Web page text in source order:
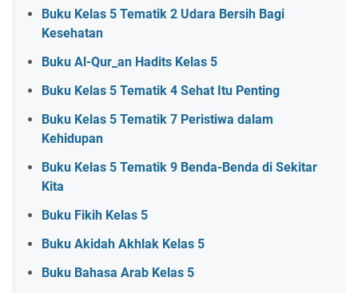
Buku Kelas 5 Tematik 2 Udara Bersih Bagi
Kesehatan
Buku Al-Qur_an Hadits Kelas 5
Buku Kelas 5 Tematik 4 Sehat Itu Penting
Buku Kelas 5 Tematik 7 Peristiwa dalam
Kehidupan
Buku Kelas 5 Tematik 9 Benda-Benda di Sekitar
Kita
Buku Fikih Kelas 5
Buku Akidah Akhlak Kelas 5
Buku Bahasa Arab Kelas 5